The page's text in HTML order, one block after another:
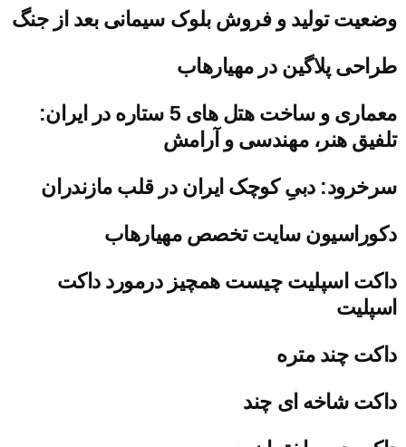
وضعیت تولید و فروش بلوک سیمانی بعد از جنگ
طراحی پلاگین در مهیارهاب
معماری و ساخت هتل های 5 ستاره در ایران:
تلفیق هنر، مهندسی و آرامش
سرخرود: دبیِ کوچک ایران در قلب مازندران
دکوراسیون سایت تخصص مهیارهاب
داکت اسپلیت چیست همچیز درمورد داکت
اسپلیت
داکت چند متره
داکت شاخه ای چند